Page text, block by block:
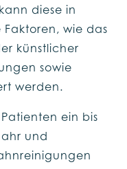
diese in
wie das
künstlicher
sowie
werden.
ein bis
und